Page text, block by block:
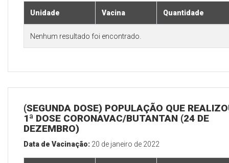
Unidade Vacina Quantidade
Nenhum resultado foi encontrado.
(SEGUNDA DOSE) POPULAÇÃO QUE
1ª DOSE CORONAVAC/BUTANTAN (24 DE
DEZEMBRO)
Data de Vacinação: 20 de janeiro de 2022